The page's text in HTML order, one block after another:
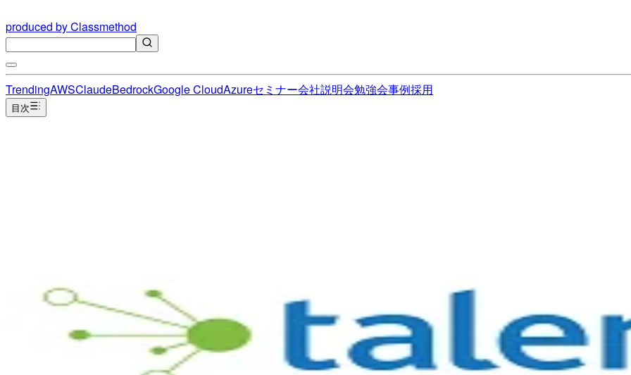
produced by Classmethod
TrendingAWSClaudeBedrockGoogle CloudAzureセミナー会社説明会勉強会事例採用
目次